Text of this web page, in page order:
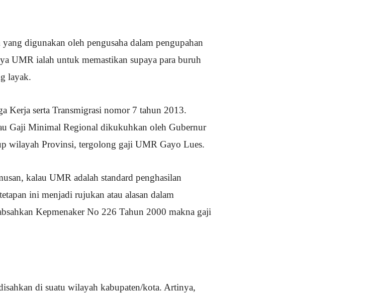
digunakan oleh pengusaha dalam pengupahan
UMR ialah untuk memastikan supaya para buruh
layak.
Kerja serta Transmigrasi nomor 7 tahun 2013.
Gaji Minimal Regional dikukuhkan oleh Gubernur
wilayah Provinsi, tergolong gaji UMR Gayo Lues.
kalau UMR adalah standard penghasilan
ini menjadi rujukan atau alasan dalam
Kepmenaker No 226 Tahun 2000 makna gaji
di suatu wilayah kabupaten/kota. Artinya,